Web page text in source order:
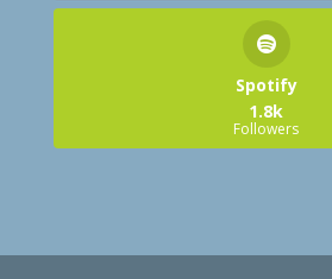
Spotify
1.8k
Followers